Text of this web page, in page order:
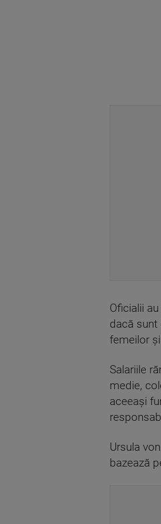
Oficialii
dacă sunt
femeilor
Salariile
medie,
aceeaşi
Ursula
bazează